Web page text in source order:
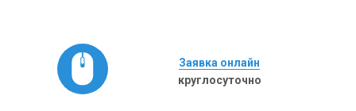
Заявка онлайн
круглосуточно